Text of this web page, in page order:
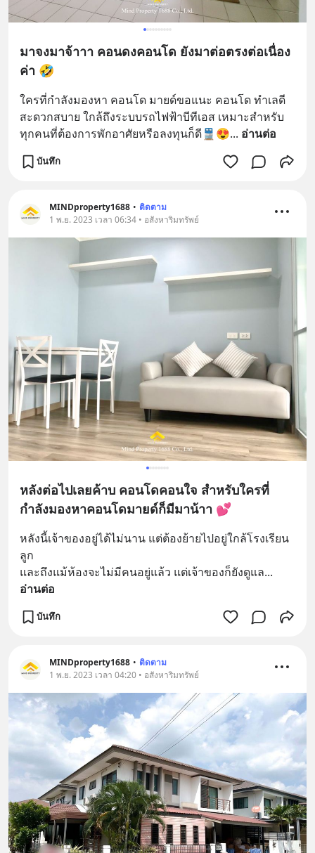
มาจงมาจ้าาา คอนดงคอนโด ยังมาต่อตรงต่อเนื่อง
ค่า 🤣
ใครที่กำลังมองหา คอนโด มายด์ขอแนะ คอนโด ทำเลดี
สะดวกสบาย ใกล้ถึงระบบรถไฟฟ้าบีทีเอส เหมาะสำหรับ
ทุกคนที่ต้องการพักอาศัยหรือลงทุนก็ดี🚆😍... อ่านต่อ
บันทึก
MINDproperty1688 • ติดตาม
1 พ.ย. 2023 เวลา 06:34 • อสังหาริมทรัพย์
หลังต่อไปเลยค้าบ คอนโดคอนใจ สำหรับใครที่
กำลังมองหาคอนโดมายด์ก็มีมาน้าา 💕
หลังนี้เจ้าของอยู่ได้ไม่นาน แต่ต้องย้ายไปอยู่ใกล้โรงเรียน
ลูก
และถึงแม้ห้องจะไม่มีคนอยู่แล้ว แต่เจ้าของก็ยังดูแล
อ่านต่อ
บันทึก
MINDproperty1688 • ติดตาม
1 พ.ย. 2023 เวลา 04:20 • อสังหาริมทรัพย์